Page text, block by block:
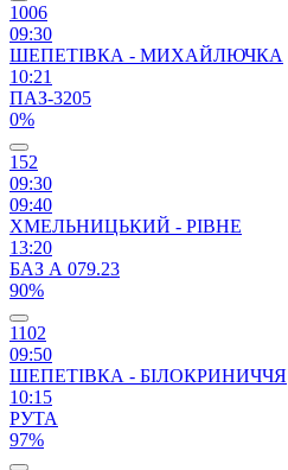
1006
09:30
ШЕПЕТІВКА - МИХАЙЛЮЧКА
10:21
ПАЗ-3205
0%
152
09:30
09:40
ХМЕЛЬНИЦЬКИЙ - РІВНЕ
13:20
БАЗ А 079.23
90%
1102
09:50
ШЕПЕТІВКА - БІЛОКРИНИЧЧЯ
10:15
РУТА
97%